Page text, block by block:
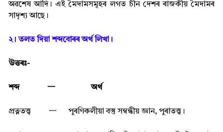
অৱশেষ আদি। এই মৈদামসমূহৰ লগত চীন দেশৰ ৰাজকীয় মৈদামৰ
সাদৃশ্য আছে।
২। তলত দিয়া শব্দবোৰৰ অৰ্থ লিখা।
উত্তৰঃ-
শব্দ 一 অৰ্থ
প্ৰত্নতত্ত্ব 一 পুৰণিকলীয়া বস্তু সম্বন্ধীয় জ্ঞান, পুৰাতত্ত্ব।